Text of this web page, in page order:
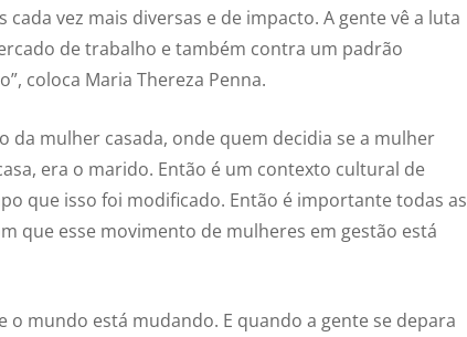
vez mais diversas e de impacto. A gente vê a luta
de trabalho e também contra um padrão
coloca Maria Thereza Penna.
da mulher casada, onde quem decidia se a mulher
era o marido. Então é um contexto cultural de
que isso foi modificado. Então é importante todas as
que esse movimento de mulheres em gestão está
o mundo está mudando. E quando a gente se depara